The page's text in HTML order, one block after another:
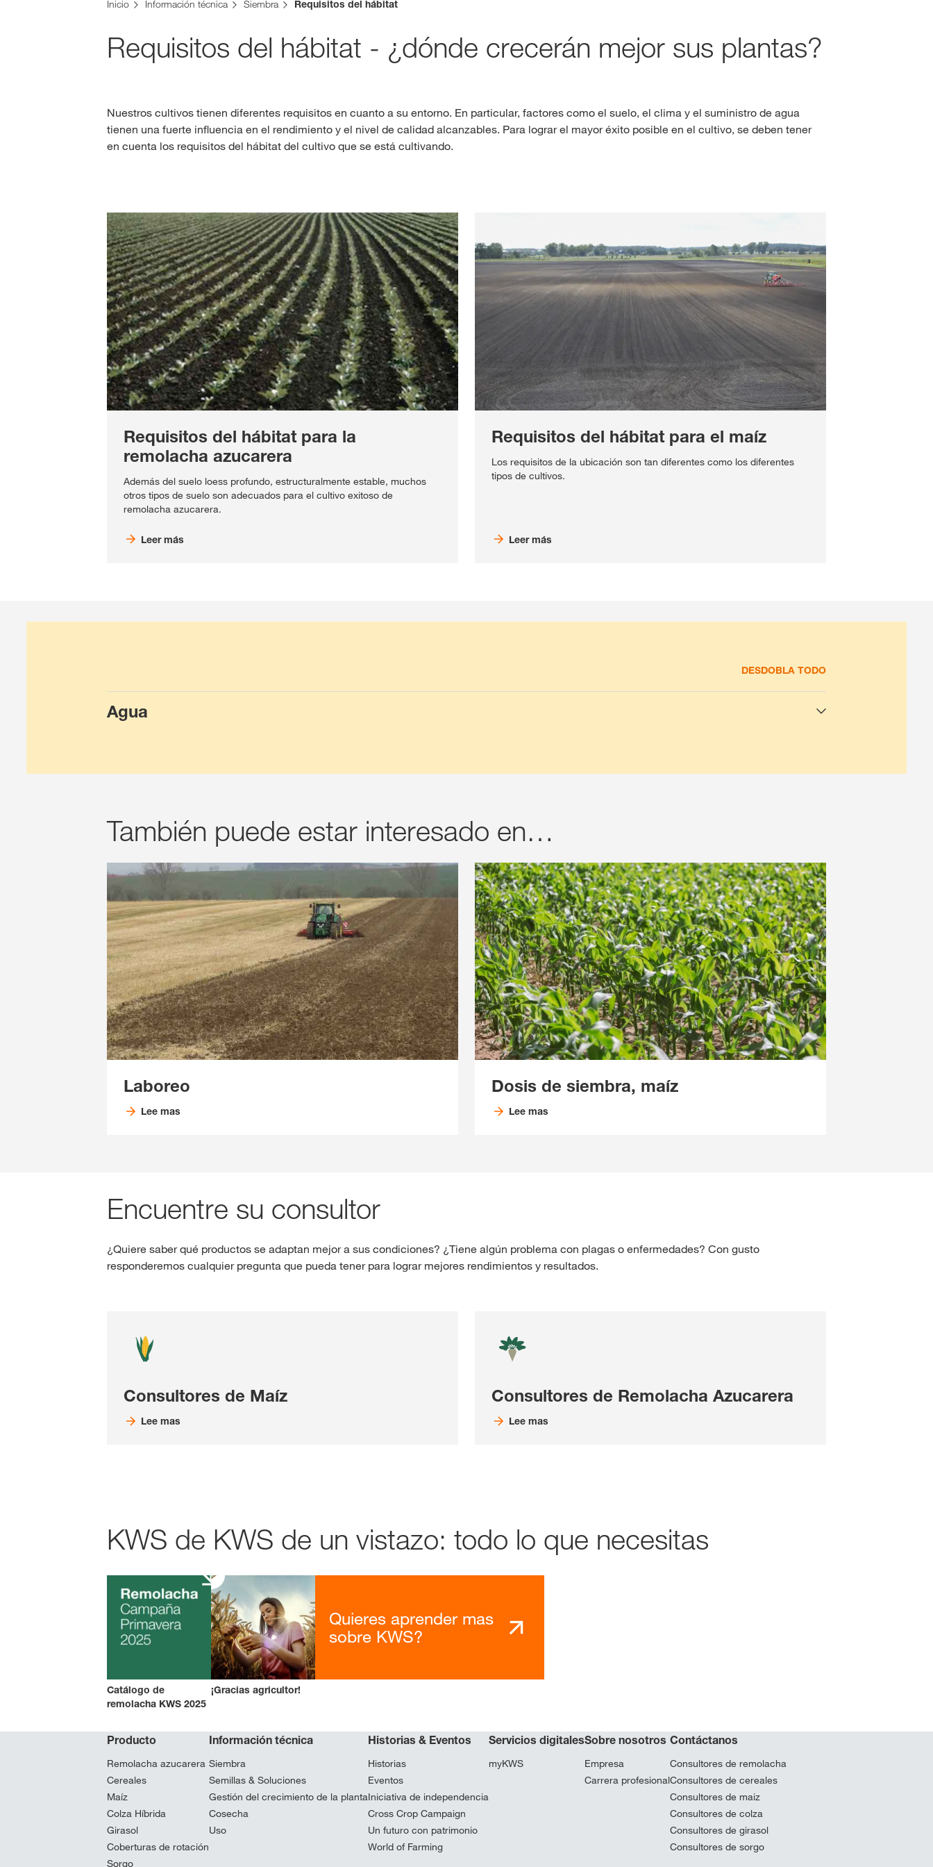
Consultores de colza
Consultores de sorgo
Contenidos exclusivos conmyKWS
REGÍSTRESE
Inicio Información técnica Siembra Requisitos del hábitat
Requisitos del hábitat - ¿dónde crecerán mejor sus plantas?
Nuestros cultivos tienen diferentes requisitos en cuanto a su entorno. En particular, factores como el suelo, el clima y el suministro de agua
tienen una fuerte influencia en el rendimiento y el nivel de calidad alcanzables. Para lograr el mayor éxito posible en el cultivo, se deben tener
en cuenta los requisitos del hábitat del cultivo que se está cultivando.
Requisitos del hábitat para la
remolacha azucarera
Además del suelo loess profundo, estructuralmente estable, muchos
otros tipos de suelo son adecuados para el cultivo exitoso de
remolacha azucarera.
Leer más
Requisitos del hábitat para el maíz
Los requisitos de la ubicación son tan diferentes como los diferentes
tipos de cultivos.
Leer más
DESDOBLA TODO
Agua
También puede estar interesado en…
Laboreo
Lee mas
Dosis de siembra, maíz
Lee mas
Encuentre su consultor
¿Quiere saber qué productos se adaptan mejor a sus condiciones? ¿Tiene algún problema con plagas o enfermedades? Con gusto
responderemos cualquier pregunta que pueda tener para lograr mejores rendimientos y resultados.
Consultores de Maíz
Lee mas
Consultores de Remolacha Azucarera
Lee mas
KWS de KWS de un vistazo: todo lo que necesitas
Catálogo de
remolacha KWS 2025
¡Gracias agricultor!
Quieres aprender mas
sobre KWS?
Producto
Remolacha azucarera
Cereales
Maíz
Colza Híbrida
Girasol
Coberturas de rotación
Sorgo
Información técnica
Siembra
Semillas & Soluciones
Gestión del crecimiento de la planta
Cosecha
Uso
Historias & Eventos
Historias
Eventos
Iniciativa de independencia
Cross Crop Campaign
Un futuro con patrimonio
World of Farming
Servicios digitales
myKWS
Sobre nosotros
Empresa
Carrera profesional
Contáctanos
Consultores de remolacha
Consultores de cereales
Consultores de maiz
Consultores de colza
Consultores de girasol
Consultores de sorgo